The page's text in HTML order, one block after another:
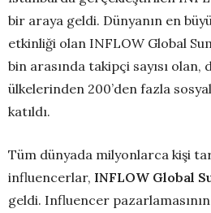
bir araya geldi. Dünyanın en
etkinliği olan INFLOW Global
bin arasında takipçi sayısı olan,
ülkelerinden 200’den fazla
katıldı.
Tüm dünyada milyonlarca kişi
influencerlar, INFLOW Global
geldi. Influencer pazarlamasının